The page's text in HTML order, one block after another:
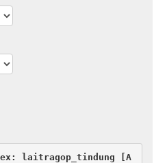
laitragop_tindung [A